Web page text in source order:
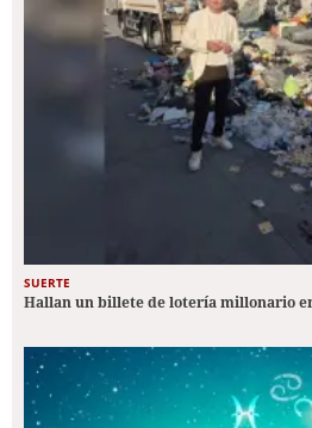
SUERTE
Hallan un billete de lotería millonario